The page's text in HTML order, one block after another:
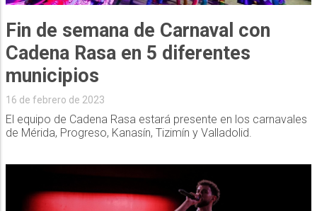
Fin de semana de Carnaval con
Cadena Rasa en 5 diferentes
municipios
16 de febrero de 2023
El equipo de Cadena Rasa estará presente en los carnavales
de Mérida, Progreso, Kanasín, Tizimín y Valladolid.